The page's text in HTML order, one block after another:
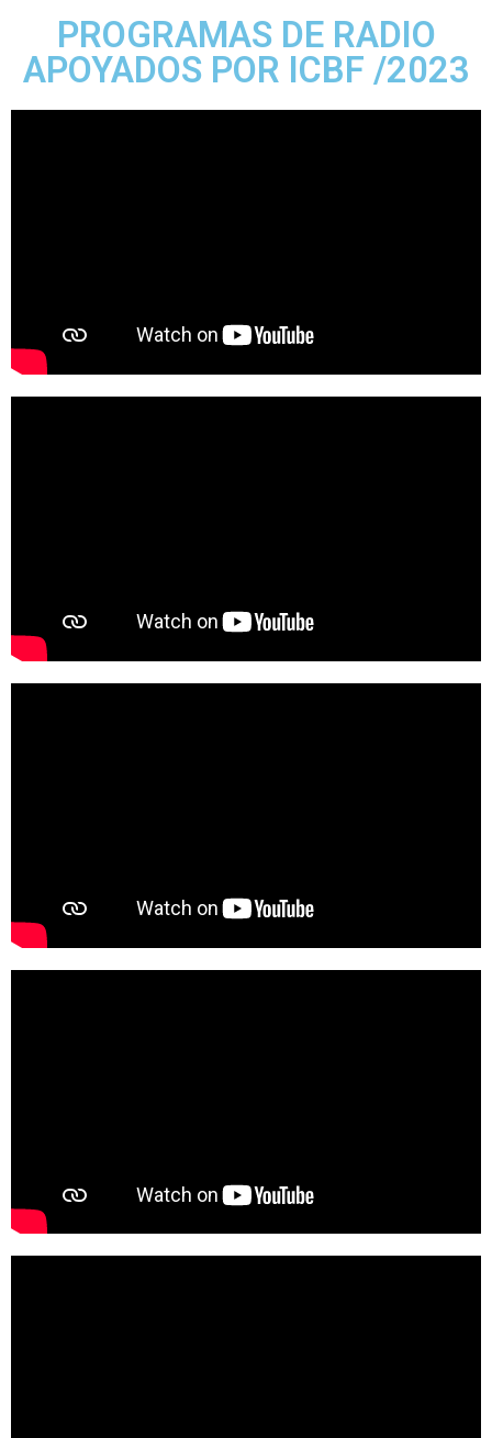
PROGRAMAS DE RADIO
APOYADOS POR ICBF /2023